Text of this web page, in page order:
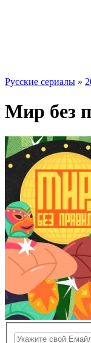
Русские сериалы »
Мир без